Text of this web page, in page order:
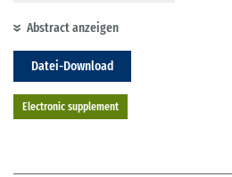
Abstract anzeigen
Datei-Download
Electronic supplement